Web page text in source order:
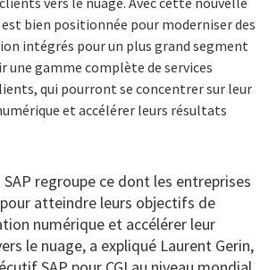
bien positionnée pour moderniser des
intégrés pour un plus grand segment
une gamme complète de services
qui pourront se concentrer sur leur
et accélérer leurs résultats
SAP regroupe ce dont les entreprises
atteindre leurs objectifs de
numérique et accélérer leur
le nuage, a expliqué Laurent Gerin,